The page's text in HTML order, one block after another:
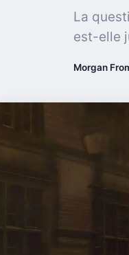
La
est-elle
Morgan